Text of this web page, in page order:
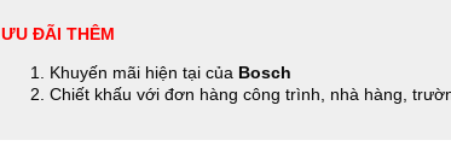
ƯU ĐÃI THÊM
Khuyến mãi hiện tại của Bosch
Chiết khấu với đơn hàng công trình, nhà hàng,